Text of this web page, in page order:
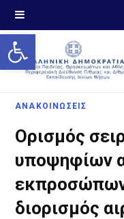
Open toolbar
ΑΝΑΚΟΙΝΩΣΕΙΣ
Ορισμός
υποψηφίων
εκπροσώπων
διορισμός